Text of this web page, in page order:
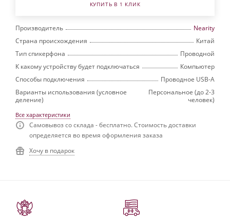
КУПИТЬ В 1 КЛИК
Производитель
Nearity
Страна происхождения
Китай
Тип спикерфона
Проводной
К какому устройству будет подключаться
Компьютер
Способы подключения
Проводное USB-A
Варианты использования (условное
деление)
Персональное (до 2-3
человек)
Все характеристики
Самовывоз со склада - бесплатно. Стоимость доставки
определяется во время оформления заказа
Хочу в подарок